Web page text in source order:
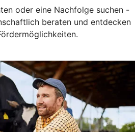
oder eine Nachfolge suchen -
beraten und entdecken